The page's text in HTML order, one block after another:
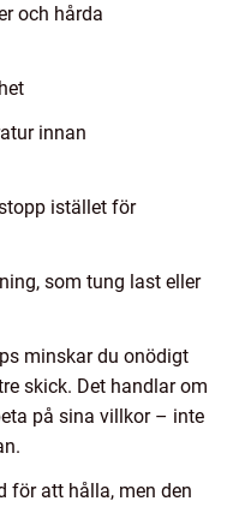
och hårda
innan
istället för
som tung last eller
minskar du onödigt
skick. Det handlar om
på sina villkor – inte
för att hålla, men den